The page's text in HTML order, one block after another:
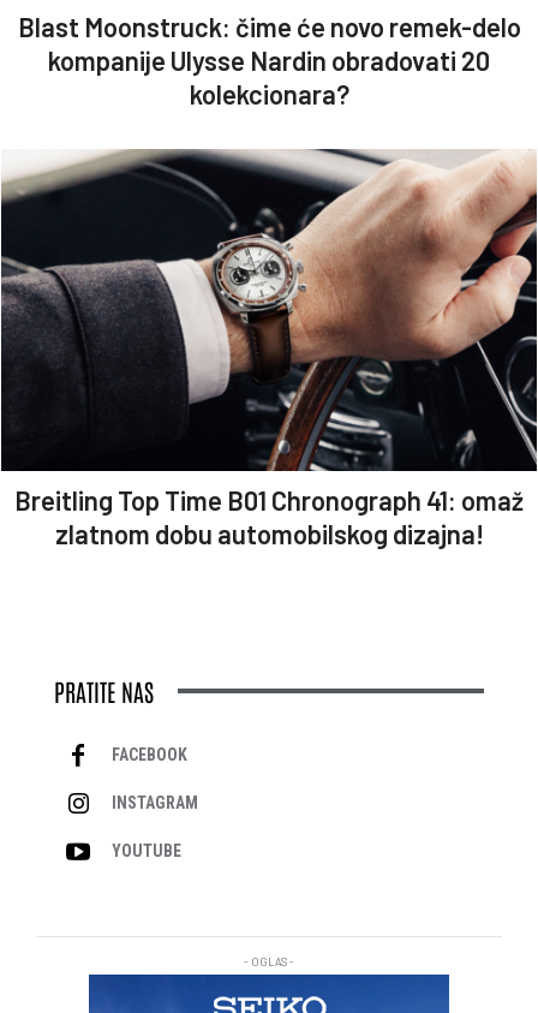
Blast Moonstruck: čime će novo remek-delo
kompanije Ulysse Nardin obradovati 20
kolekcionara?
Breitling Top Time B01 Chronograph 41: omaž
zlatnom dobu automobilskog dizajna!
PRATITE NAS
FACEBOOK
INSTAGRAM
YOUTUBE
- OGLAS -